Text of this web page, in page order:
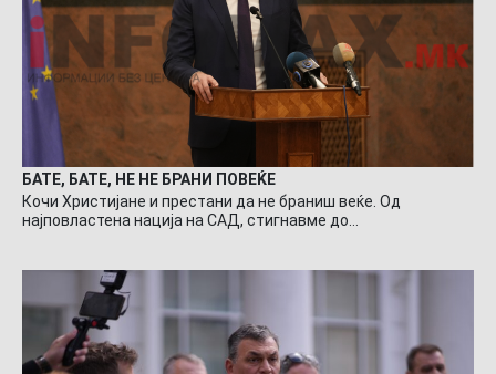
БАТЕ, БАТЕ, НЕ НЕ БРАНИ ПОВЕЌЕ
Кочи Христијане и престани да не браниш веќе. Од
најповластена нација на САД, стигнавме до…